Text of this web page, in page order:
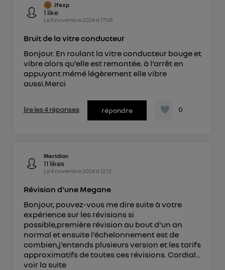
Jfexp
1 like
Le 5 novembre 2024à 17:08
Bruit de la vitre conducteur
Bonjour. En roulant la vitre conducteur bouge et
vibre alors qu'elle est remontée. à l'arrêt en
appuyant mémé légèrement elle vibre
aussi.Merci
lire les 4 réponses répondre 0
Meridian
11 likes
Le4 novembre 2024à 12:12
Révision d'une Megane
Bonjour, pouvez-vous me dire suite à votre
expérience sur les révisions si
possible,première révision au bout d'un an
normal et ensuite l'échelonnement est de
combien,j'entends plusieurs version et les tarifs
approximatifs de toutes ces révisions. Cordial...
voir la suite